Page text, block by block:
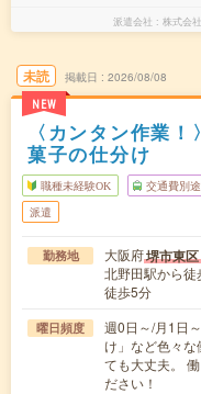
派遣会社 株式会
未読
NEW
掲載日 2026/08/08
〈カンタン作業
菓子の仕分け
職種未経験OK 交通費別
派遣
勤務地 大阪府堺市東区
北野田駅から
徒歩5分
曜日頻度
週0日～/月1日
け」など色々
ても大丈夫。
ださい！